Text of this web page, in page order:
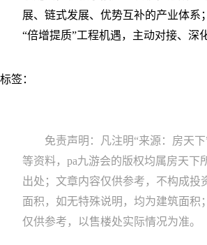
展、链式发展、优势互补的产业体系
“倍增提质”工程机遇，主动对接、深
标签：
免责声明：凡注明“来源：房天
等资料，pa九游会的版权均属房天下
出处；文章内容仅供参考，不构成投
面积，如无特殊说明，均为建筑面积
仅供参考，以售楼处实际情况为准。